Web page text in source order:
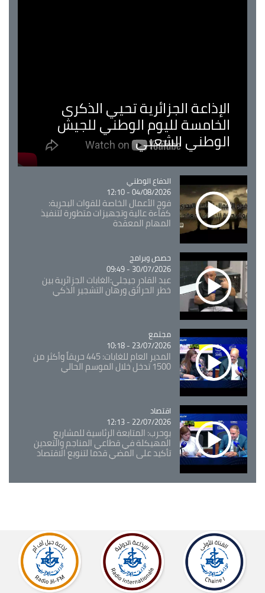
الإذاعة الجزائرية تحيي الذكرى
الخامسة لليوم الوطني للجيش
الوطني الشعبي
Catégorie
الدفاع الوطني
04/08/2026 - 12:10
فوج الأعمال الخاصة للقوات البحرية:
كفاءة عالية وتجهيزات متطورة لتنفيذ
المهام المعقدة
Catégorie
حصص وبرامج
30/07/2026 - 09:49
عبد القادر جيجلي:الغابات الجزائرية بين
خطر الحرائق ورهان التشجير الذكي
Catégorie
مجتمع
23/07/2026 - 10:18
المدير العام للغابات: 445 حريقاً وأكثر من
1500 تدخل خلال الموسم الحالي
Catégorie
اقتصاد
22/07/2026 - 12:13
بوحرب: المتابعة الرئاسية للمشاريع
المهيكلة في قطاعي المناجم والتعدين
تأكيد على المضي قدما لتنويع الاقتصاد